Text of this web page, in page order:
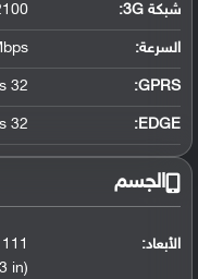
شبكة 3G :
السرعة:
GPRS:
32
EDGE:
32
الجسم
الأبعاد:
in)